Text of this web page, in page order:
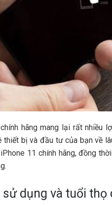
hãng mang lại rất nhiều
thiết bị và đầu tư của bạn về
11 chính hãng, đồng
dụng và tuổi thọ